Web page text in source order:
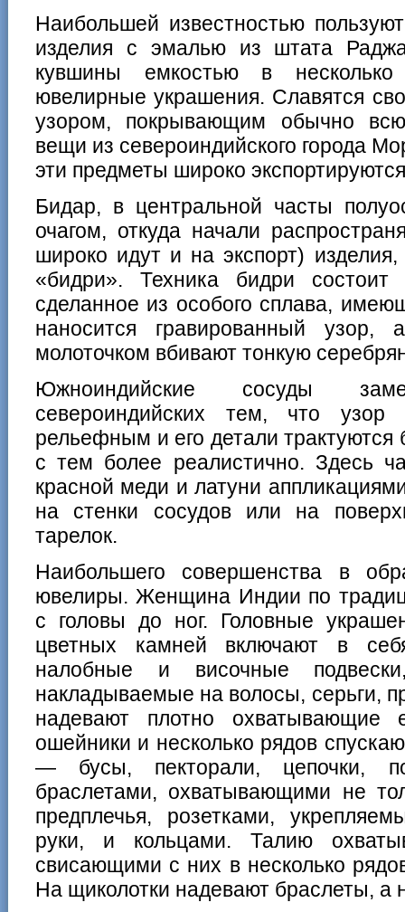
Наибольшей известностью
изделия с эмалью из штата
кувшины емкостью в
ювелирные украшения. Славятся
узором, покрывающим обычно
вещи из североиндийского города
эти предметы широко
Бидар, в центральной часты
очагом, откуда начали
широко идут и на экспорт)
«бидри». Техника бидри
сделанное из особого сплава,
наносится гравированный
молоточком вбивают тонкую
Южноиндийские сосуды
североиндийских тем, что
рельефным и его детали
с тем более реалистично. Здесь
красной меди и латуни
на стенки сосудов или на
тарелок.
Наибольшего совершенства в
ювелиры. Женщина Индии по
с головы до ног. Головные
цветных камней включают в
налобные и височные
накладываемые на волосы, серьги,
надевают плотно
ошейники и несколько рядов
— бусы, пекторали, цепочки,
браслетами, охватывающими не
предплечья, розетками,
руки, и кольцами. Талию
свисающими с них в несколько
На щиколотки надевают браслеты, а